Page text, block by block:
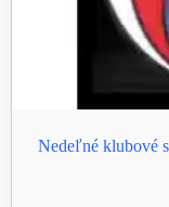
Nedeľné klubové